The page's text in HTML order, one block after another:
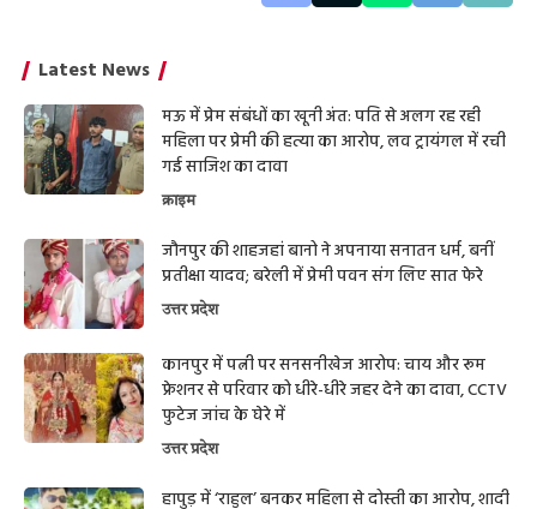
Latest News
मऊ में प्रेम संबंधों का खूनी अंत: पति से अलग रह रही
महिला पर प्रेमी की हत्या का आरोप, लव ट्रायंगल में रची
गई साजिश का दावा
क्राइम
जौनपुर की शाहजहां बानो ने अपनाया सनातन धर्म, बनीं
प्रतीक्षा यादव; बरेली में प्रेमी पवन संग लिए सात फेरे
उत्तर प्रदेश
कानपुर में पत्नी पर सनसनीखेज आरोप: चाय और रूम
फ्रेशनर से परिवार को धीरे-धीरे जहर देने का दावा, CCTV
फुटेज जांच के घेरे में
उत्तर प्रदेश
हापुड़ में ‘राहुल’ बनकर महिला से दोस्ती का आरोप, शादी